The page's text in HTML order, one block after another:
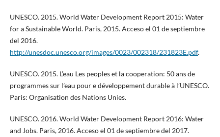
UNESCO. 2015. World Water Development Report 2015: Water
for a Sustainable World. Paris, 2015. Acceso el 01 de septiembre
del 2016.
http://unesdoc.unesco.org/images/0023/002318/231823E.pdf.
UNESCO. 2015. L’eau Les peoples et la cooperation: 50 ans de
programmes sur l’eau pour e développement durable à l’UNESCO.
Paris: Organisation des Nations Unies.
UNESCO. 2016. World Water Development Report 2016: Water
and Jobs. Paris, 2016. Acceso el 01 de septiembre del 2017.